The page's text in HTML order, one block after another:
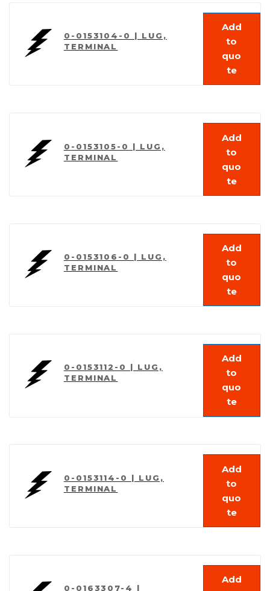
0-0153104-0 | LUG,
TERMINAL
Add
to
quo
te
0-0153105-0 | LUG,
TERMINAL
Add
to
quo
te
0-0153106-0 | LUG,
TERMINAL
Add
to
quo
te
0-0153112-0 | LUG,
TERMINAL
Add
to
quo
te
0-0153114-0 | LUG,
TERMINAL
Add
to
quo
te
0-0163307-4 |
Add